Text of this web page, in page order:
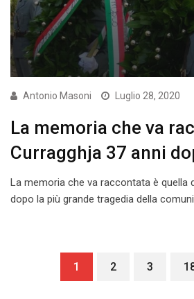
Antonio Masoni Luglio 28, 2020
La memoria che va
Curragghja 37 anni
La memoria che va raccontata è quella
dopo la più grande tragedia della
1 2 3